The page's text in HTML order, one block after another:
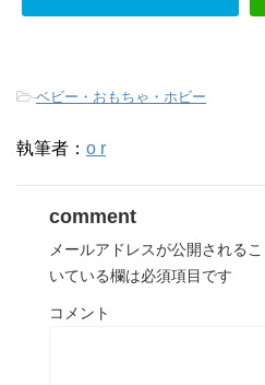
-ベビー・おもちゃ・ホビー
執筆者： o r
comment
メールアドレスが公開されるこ
いている欄は必須項目です
コメント